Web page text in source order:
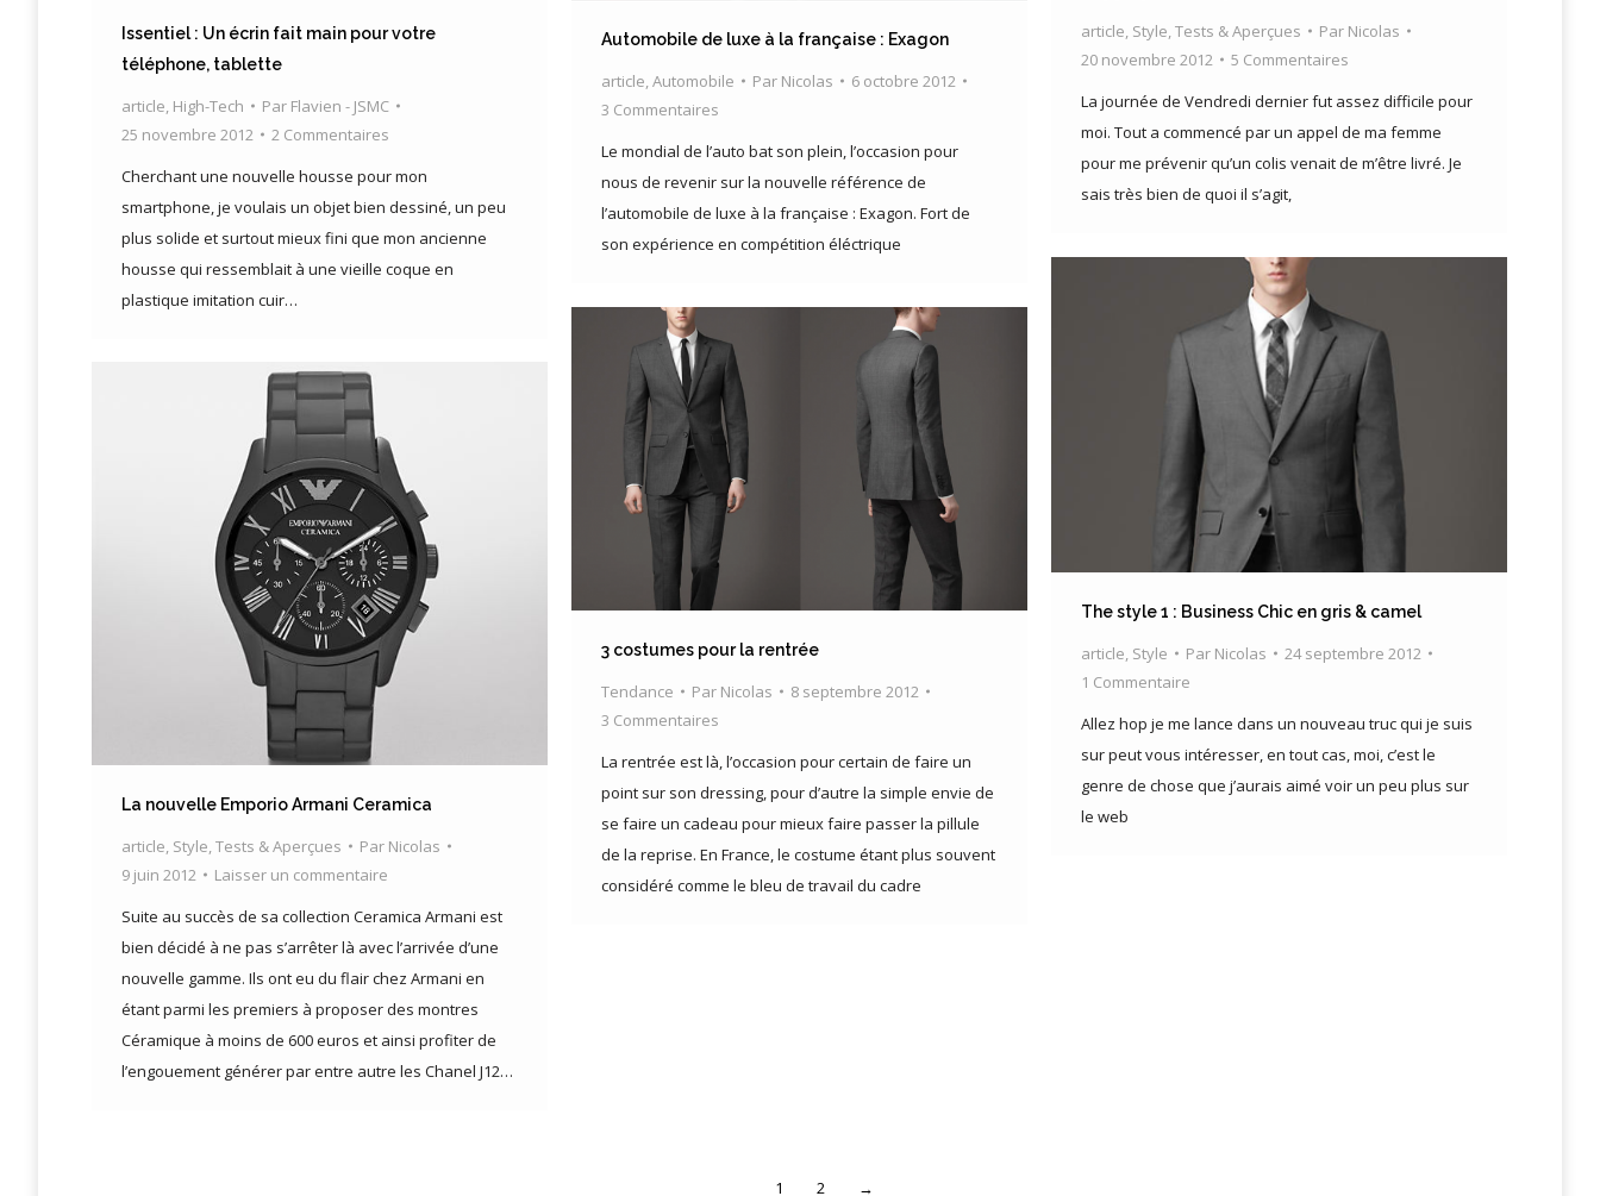
Issentiel : Un écrin fait main pour votre
téléphone, tablette
article High-Tech Par Flavien - JSMC
25 novembre 2012
2 Commentaires
Cherchant une nouvelle housse pour mon
smartphone, je voulais un objet bien dessiné, un peu
plus solide et surtout mieux fini que mon ancienne
housse qui ressemblait à une vieille coque en
plastique imitation cuir…
article Style Tests & Aperçues Par Nicolas
20 novembre 2012
5 Commentaires
La journée de Vendredi dernier fut assez difficile pour
moi. Tout a commencé par un appel de ma femme
pour me prévenir qu’un colis venait de m’être livré. Je
sais très bien de quoi il s’agit,
Automobile de luxe à la française : Exagon
article,Automobile Par Nicolas
6 octobre 2012
3 Commentaires
Le mondial de l’auto bat son plein, l’occasion pour
nous de revenir sur la nouvelle référence de
l’automobile de luxe à la française : Exagon. Fort de
son expérience en compétition éléctrique
The style 1 : Business Chic en gris & camel
article, Style Par Nicolas
24 septembre 2012
1 Commentaire
Allez hop je me lance dans un nouveau truc qui je suis
sur peut vous intéresser, en tout cas, moi, c’est le
genre de chose que j’aurais aimé voir un peu plus sur
le web
3 costumes pour la rentrée
Tendance Par Nicolas
8 septembre 2012
3 Commentaires
La rentrée est là, l’occasion pour certain de faire un
point sur son dressing, pour d’autre la simple envie de
se faire un cadeau pour mieux faire passer la pillule
de la reprise. En France, le costume étant plus souvent
considéré comme le bleu de travail du cadre
La nouvelle Emporio Armani Ceramica
article, Style,Tests & Aperçues Par Nicolas
9 juin 2012
Laisser un commentaire
Suite au succès de sa collection Ceramica Armani est
bien décidé à ne pas s’arrêter là avec l’arrivée d’une
nouvelle gamme. Ils ont eu du flair chez Armani en
étant parmi les premiers à proposer des montres
Céramique à moins de 600 euros et ainsi profiter de
l’engouement générer par entre autre les Chanel J12…
1 2 →